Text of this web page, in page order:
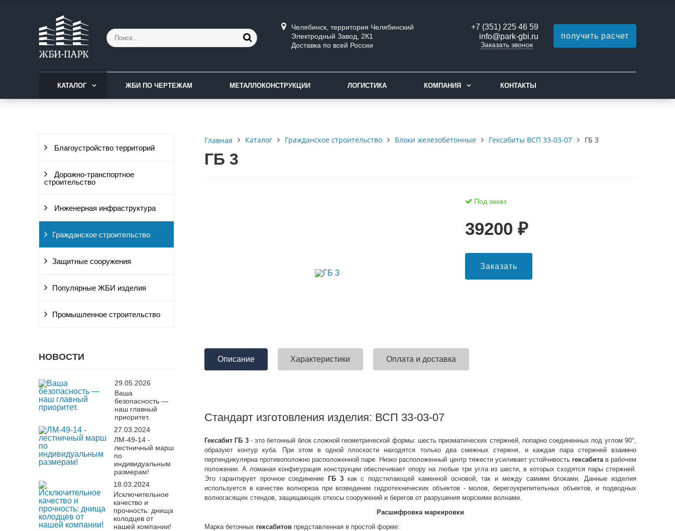
Челябинск, территория Челябинский
Электродный Завод, 2К1
Доставка по всей России
+7 (351) 225 46 59
info@park-gbi.ru
Заказать звонок
получить расчет
КАТАЛОГ ЖБИ ПО ЧЕРТЕЖАМ МЕТАЛЛОКОНСТРУКЦИИ ЛОГИСТИКА КОМПАНИЯ КОНТАКТЫ
Благоустройство территорий
Дорожно-транспортное
строительство
Инженерная инфраструктура
Гражданское строительство
Защитные сооружения
Популярные ЖБИ изделия
Промышленное строительство
НОВОСТИ
29.05.2026
Ваша
безопасность —
наш главный
приоритет.
27.03.2024
ЛМ-49-14 -
лестничный марш
по
индивидуальным
размерам!
18.03.2024
Исключительное
качество и
прочность: днища
колодцев от
нашей компании!
Главная Каталог Гражданское строительство Блоки железобетонные Гексабиты ВСП 33-03-07 ГБ 3
ГБ 3
Под заказ
39200 ₽
Заказать
Описание Характеристики Оплата и доставка
Стандарт изготовления изделия: ВСП 33-03-07
Гексабит ГБ 3 - это бетонный блок сложной геометрической формы: шесть призматических стержней, попарно соединенных под углом 90°,
образуют контур куба. При этом в одной плоскости находятся только два смежных стержня, и каждая пара стержней взаимно
перпендикулярна противоположно расположенной паре. Низко расположенный центр тяжести усиливает устойчивость гексабитав рабочем
положении. А ломаная конфигурация конструкции обеспечивает опору на любые три угла из шести, в которых сходятся пары стержней.
Это гарантирует прочное соединение
ГБ 3 как с подстилающей каменной основой, так и между самими блоками. Данные изделия
используется в качестве волнореза при возведении гидротехнических объектов - молов, берегоукрепительных объектов, и подводных
волногасящих стендов, защищающих откосы сооружений и берегов от разрушения морскими волнами.
Расшифровка маркировки
Марка бетонных гексабитов представленная в простой форме: